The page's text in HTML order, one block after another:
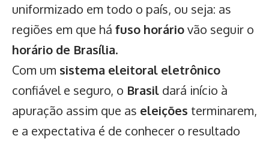
uniformizado em todo o país, ou seja: as
regiões em que há fuso horáriovão seguir o
horário de Brasília.
Com um sistema eleitoral eletrônico
confiável e seguro, o Brasil dará início à
apuração assim que as eleições terminarem,
e a expectativa é de conhecer o resultado